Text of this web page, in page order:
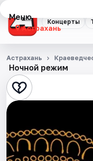
Концерты
Меню
Астрахань
Концерты
Театр
Стендап
Квесты
Ночной режим
Астрахань